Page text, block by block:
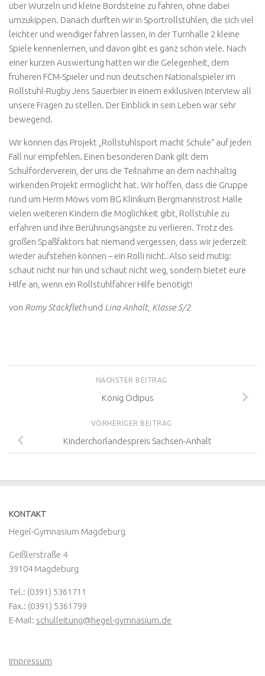
über Wurzeln und kleine Bordsteine zu fahren, ohne dabei
umzukippen. Danach durften wir in Sportrollstühlen, die sich viel
leichter und wendiger fahren lassen, in der Turnhalle 2 kleine
Spiele kennenlernen, und davon gibt es ganz schön viele. Nach
einer kurzen Auswertung hatten wir die Gelegenheit, dem
früheren FCM-Spieler und nun deutschen Nationalspieler im
Rollstuhl-Rugby Jens Sauerbier in einem exklusiven Interview all
unsere Fragen zu stellen. Der Einblick in sein Leben war sehr
bewegend.
Wir können das Projekt „Rollstuhlsport macht Schule“ auf jeden
Fall nur empfehlen. Einen besonderen Dank gilt dem
Schulförderverein, der uns die Teilnahme an dem nachhaltig
wirkenden Projekt ermöglicht hat. Wir hoffen, dass die Gruppe
rund um Herrn Möws vom BG Klinikum Bergmannstrost Halle
vielen weiteren Kindern die Möglichkeit gibt, Rollstühle zu
erfahren und ihre Berührungsängste zu verlieren. Trotz des
großen Spaßfaktors hat niemand vergessen, dass wir jederzeit
wieder aufstehen können – ein Rolli nicht. Also seid mutig:
schaut nicht nur hin und schaut nicht weg, sondern bietet eure
Hilfe an, wenn ein Rollstuhlfahrer Hilfe benötigt!
von Romy Stackflethund Lina Anhalt, Klasse 5/2
NÄCHSTER BEITRAG
König Ödipus
VORHERIGER BEITRAG
Kinderchorlandespreis Sachsen-Anhalt
KONTAKT
Hegel-Gymnasium Magdeburg
Geißlerstraße 4
39104 Magdeburg
Tel.: (0391) 5361711
Fax.: (0391) 5361799
E-Mail: schulleitung@hegel-gymnasium.de
Impressum